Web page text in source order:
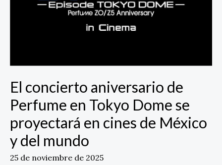
El concierto aniversario de
Perfume en Tokyo Dome se
proyectará en cines de México
y del mundo
25 de noviembre de 2025
México
y
del
mundo